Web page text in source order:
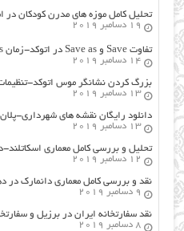
تحلیل کامل موزه های مدرن کودکان در
19 دسامبر 2019
تفاوت Save و Save as در اتوکد-زمان autocad Save as
14 دسامبر 2019
بزرگ کردن نشانگر موس اتوکد-
13 دسامبر 2019
دانلود رایگان نقشه های شهرداری-
13 دسامبر 2019
تحلیل و بررسی کامل معماری
12 دسامبر 2019
نقد و بررسی کامل معماری دانمارک در
9 دسامبر 2019
نقد سفارتخانه ایران در برزیل و
8 دسامبر 2019